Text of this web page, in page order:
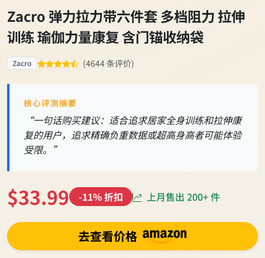
Zacro 弹力拉力带六件套 多档阻力 拉伸
训练 瑜伽力量康复 含门锚收纳袋
Zacro (4644 条评价)
核心评测摘要
“一句话购买建议：适合追求居家全身训练和拉伸康
复的用户，追求精确负重数据或超高身高者可能体验
受限。”
$33.99 -11% 折扣 上月售出 200+ 件
去查看价格